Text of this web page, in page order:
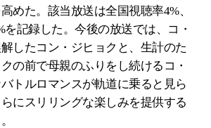
めた。該当放送は全国視聴率4%、
を記録した。今後の放送では、コ・
したコン・ジヒョクと、生計のた
の前で母親のふりをし続けるコ・
トルロマンスが軌道に乗ると見ら
にスリリングな楽しみを提供する